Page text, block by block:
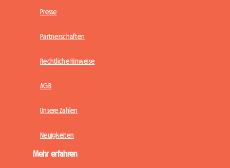
Presse
Partnerschaften
Rechtliche Hinweise
AGB
Unsere Zahlen
Neuigkeiten
Mehr erfahren